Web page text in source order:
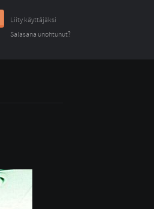
Liity käyttäjäksi
Salasana unohtunut?